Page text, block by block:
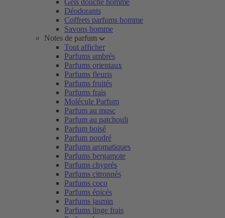
Gels douche homme
Déodorants
Coffrets parfums homme
Savons homme
Notes de parfum
Tout afficher
Parfums ambrés
Parfums orientaux
Parfums fleuris
Parfums fruités
Parfums frais
Molécule Parfum
Parfum au musc
Parfum au patchouli
Parfum boisé
Parfum poudré
Parfums aromatiques
Parfums bergamote
Parfums chyprés
Parfums citronnés
Parfums coco
Parfums épicés
Parfums jasmin
Parfums linge frais